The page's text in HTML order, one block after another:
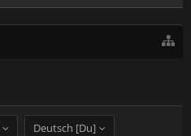
Deutsch [Du]